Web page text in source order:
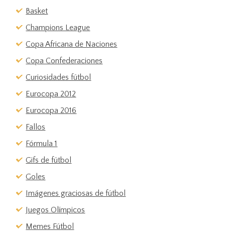
Basket
Champions League
Copa Africana de Naciones
Copa Confederaciones
Curiosidades fútbol
Eurocopa 2012
Eurocopa 2016
Fallos
Fórmula 1
Gifs de fútbol
Goles
Imágenes graciosas de fútbol
Juegos Olímpicos
Memes Fútbol